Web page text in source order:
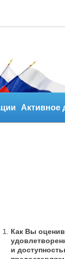
Активное
Как Вы
и